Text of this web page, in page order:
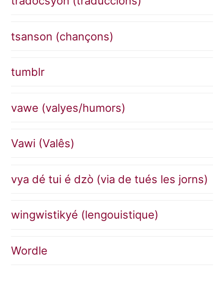
tsanson (chançons)
tumblr
vawe (valyes/humors)
Vawi (Valês)
vya dé tui é dzò (via de tués les jorns)
wingwistikyé (lengouistique)
Wordle